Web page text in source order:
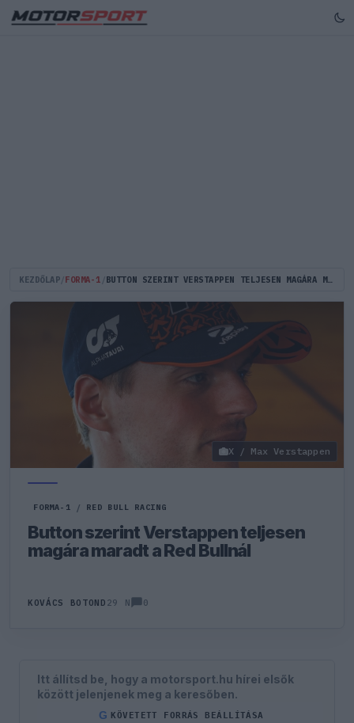
KEZDŐLAP FORMA-1 BUTTON SZERINT VERSTAPPEN TELJESEN MAGÁRA MARADT A RED BULLNÁL
X / Max Verstappen
FORMA-1 / RED BULL RACING
Button szerint Verstappen teljesen
magára maradt a Red Bullnál
KOVÁCS BOTOND 29 N 0
Itt állítsd be, hogy a motorsport.hu hírei elsők
között jelenjenek meg a keresőben.
G KÖVETETT FORRÁS BEÁLLÍTÁSA